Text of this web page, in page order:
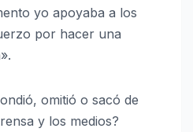
yo apoyaba a los
por hacer una
omitió o sacó de
y los medios?